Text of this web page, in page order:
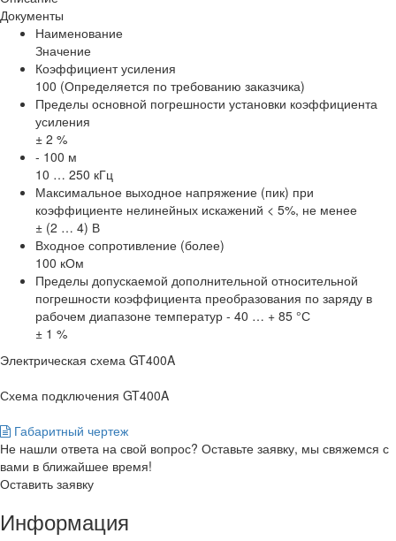
Документы
Наименование
Значение
Коэффициент усиления
100 (Определяется по требованию заказчика)
Пределы основной погрешности установки коэффициента
усиления
± 2 %
- 100 м
10 … 250 кГц
Максимальное выходное напряжение (пик) при
коэффициенте нелинейных искажений < 5%, не менее
± (2 … 4) В
Входное сопротивление (более)
100 кОм
Пределы допускаемой дополнительной относительной
погрешности коэффициента преобразования по заряду в
рабочем диапазоне температур - 40 … + 85 °С
± 1 %
Электрическая схема GT400A
Схема подключения GT400A
Габаритный чертеж
Не нашли ответа на свой вопрос? Оставьте заявку, мы свяжемся с
вами в ближайшее время!
Оставить заявку
Информация